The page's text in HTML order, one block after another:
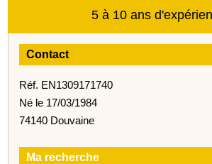
5 à 10 ans
Contact
Réf. EN1309171740
Né le 17/03/1984
74140 Douvaine
Ma recherche